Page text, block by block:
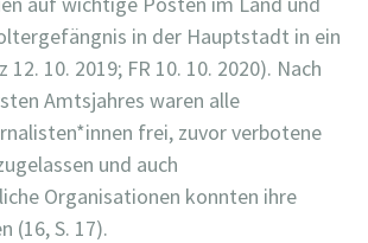
in der Hauptstadt in ein
12. 10. 2019; FR 10. 10. 2020). Nach
Amtsjahres waren alle
frei, zuvor verbotene
und auch
Organisationen konnten ihre
(16, S. 17).